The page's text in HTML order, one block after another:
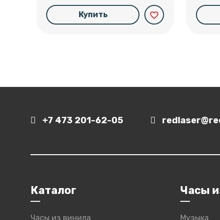
Купить favorite_border
+7 473 201-62-05
Каталог
Часы из винила
Часы
Музыка